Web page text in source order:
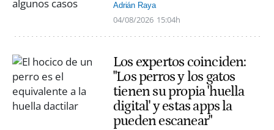
Adrián Raya
04/08/2026 15:04h
Los expertos coinciden:
"Los perros y los gatos
tienen su propia 'huella
digital' y estas apps la
pueden escanear"